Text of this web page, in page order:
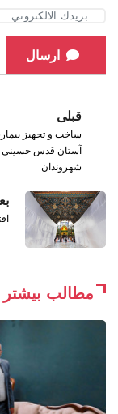
ارسال
قبلی
ساخت و تجهیز
آستان قدس حسینی
شهروندان
مطالب بیشتر